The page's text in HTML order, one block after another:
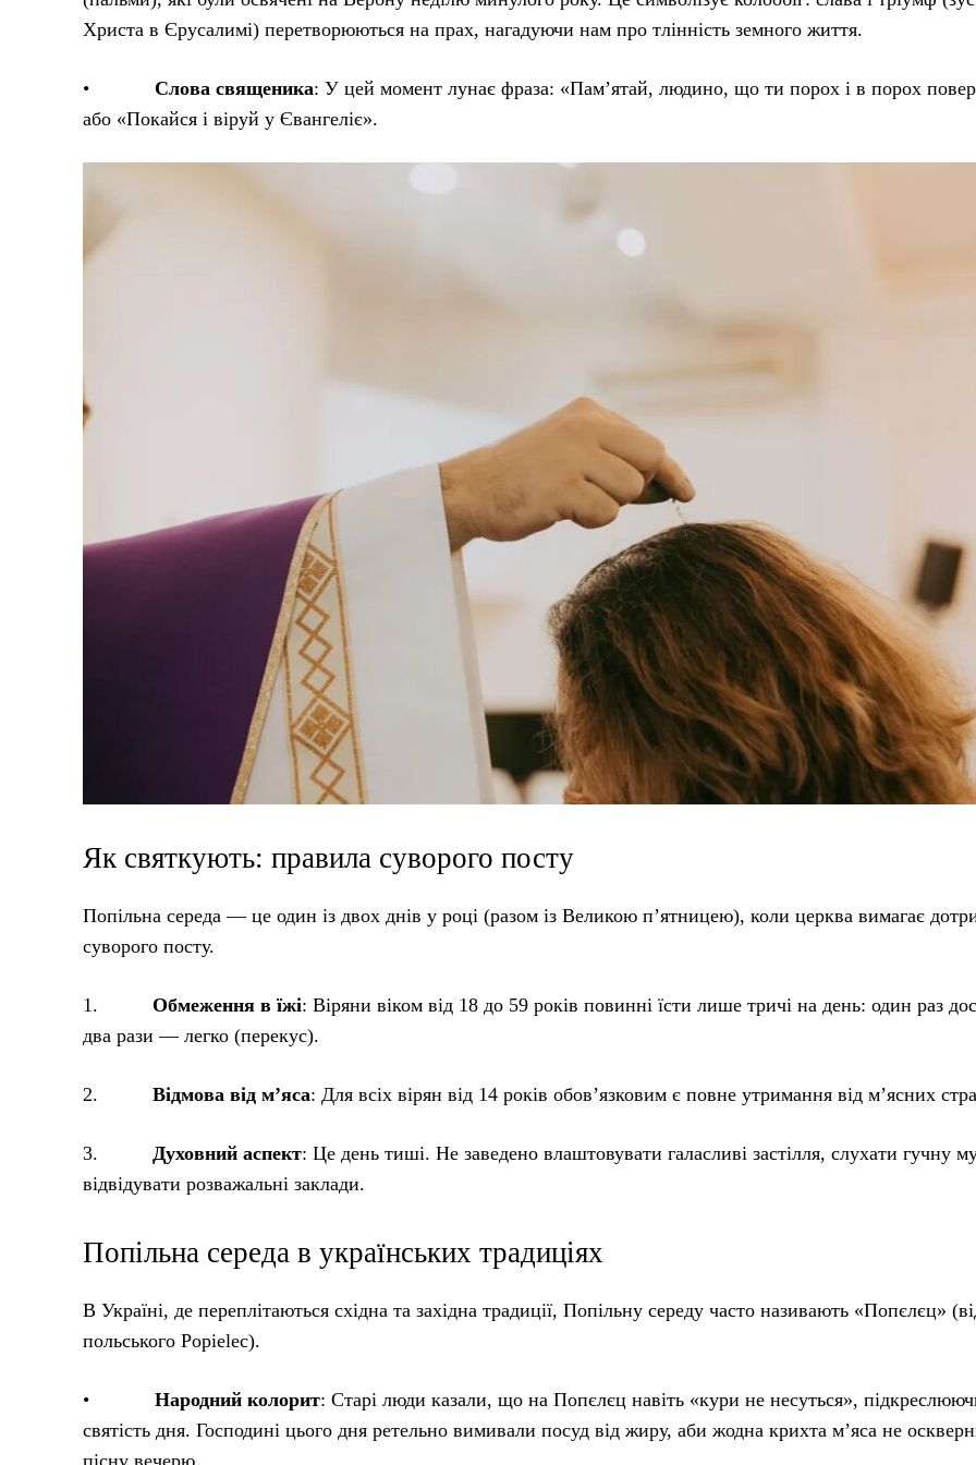
Христа в Єрусалимі) перетворюються на прах, нагадуючи нам про тлінність земного життя.
• Слова священика: У цей момент лунає фраза: «Пам’ятай, людино, що ти порох і в порох
або «Покайся і віруй у Євангеліє».
Як святкують: правила суворого посту
Попільна середа — це один із двох днів у році (разом із Великою п’ятницею), коли церква вимагає
суворого посту.
1. Обмеження в їжі: Віряни віком від 18 до 59 років повинні їсти лише тричі на день: один раз
два рази — легко (перекус).
2. Відмова від м’яса: Для всіх вірян від 14 років обов’язковим є повне утримання від м’ясних
3. Духовний аспект: Це день тиші. Не заведено влаштовувати галасливі застілля, слухати гучну
відвідувати розважальні заклади.
Попільна середа в українських традиціях
В Україні, де переплітаються східна та західна традиції, Попільну середу часто називають «Попєлєц»
польського Popielec).
• Народний колорит: Старі люди казали, що на Попєлєц навіть «кури не несуться»,
святість дня. Господині цього дня ретельно вимивали посуд від жиру, аби жодна крихта м’яса не
пісну вечерю.